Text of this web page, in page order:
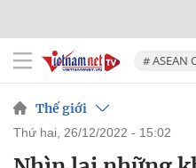
# ASEAN
Thế giới
thứ hai, 26/12/2022 - 15:02